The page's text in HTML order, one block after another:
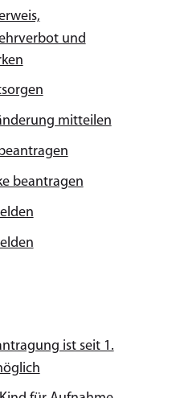
und
mitteilen
beantragen
ist seit 1.